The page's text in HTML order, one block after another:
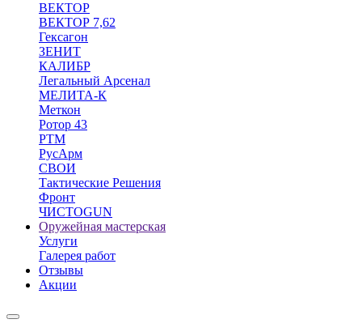
ВЕКТОР
ВЕКТОР 7,62
Гексагон
ЗЕНИТ
КАЛИБР
Легальный Арсенал
МЕЛИТА-К
Меткон
Ротор 43
РТМ
РусАрм
СВОИ
Тактические Решения
Фронт
ЧИСТОGUN
Оружейная мастерская
Услуги
Галерея работ
Отзывы
Акции